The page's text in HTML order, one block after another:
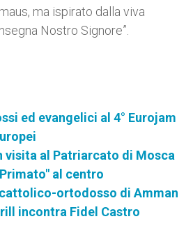
ma ispirato dalla viva
Nostro Signore”.
ed evangelici al 4° Eurojam
visita al Patriarcato di Mosca
al centro
ortodosso di Amman
incontra Fidel Castro